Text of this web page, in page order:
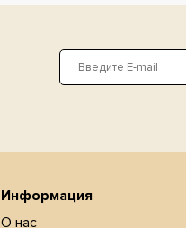
Информация
О нас